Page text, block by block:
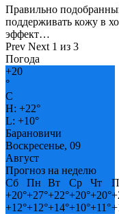
Правильно
поддерживать кожу в
эффект…
Prev Next 1 из 3
Погода
+20
°
C
H: +22°
L: +10°
Барановичи
Воскресенье, 09
Август
Прогноз на неделю
Сб
Пн Вт Ср Чт
+20°+27°+22°+20°+20°+
+12°+12°+14°+10°+11°+